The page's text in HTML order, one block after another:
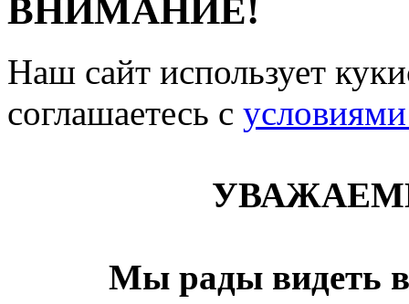
ВНИМАНИЕ!
Наш сайт использует
соглашаетесь c
Мы рады видеть